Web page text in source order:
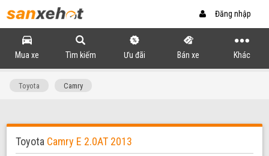
Đăng nhập
Mua xe Tìm kiếm Ưu đãi Bán xe Khác
Toyota Camry
Toyota Camry E 2.0AT 2013